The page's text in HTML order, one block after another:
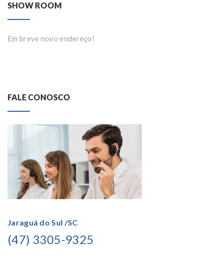
SHOW ROOM
Em breve novo endereço!
FALE CONOSCO
Jaraguá do Sul /SC
(47) 3305-9325